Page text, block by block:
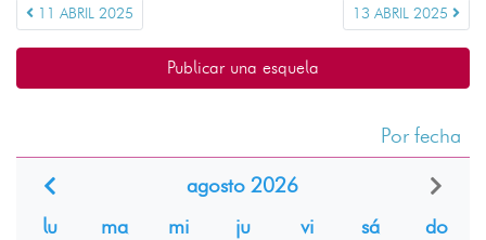
11 ABRIL 2025 13 ABRIL 2025
Publicar una esquela
Por fecha
agosto 2026
lu
ma mi ju vi sá
do